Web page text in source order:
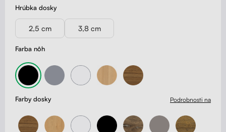
Farba nôh
Hrúbka dosky
2,5 cm 3,8 cm
Farby dosky Podrobnosti na